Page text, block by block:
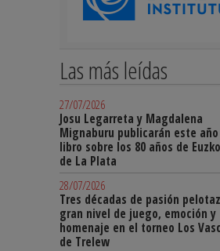
Las más leídas
27/07/2026
Josu Legarreta y Magdalena
Mignaburu publicarán este
libro sobre los 80 años de
de La Plata
28/07/2026
Tres décadas de pasión
gran nivel de juego, emoción y
homenaje en el torneo Los
de Trelew